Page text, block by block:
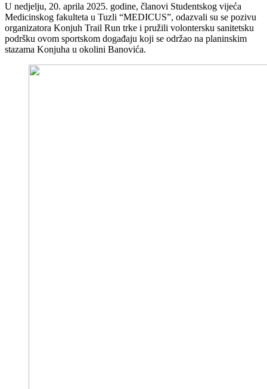
U nedjelju, 20. aprila 2025. godine, članovi Studentskog vijeća
Medicinskog fakulteta u Tuzli “MEDICUS”, odazvali su se pozivu
organizatora Konjuh Trail Run trke i pružili volontersku sanitetsku
podršku ovom sportskom događaju koji se održao na planinskim
stazama Konjuha u okolini Banovića.